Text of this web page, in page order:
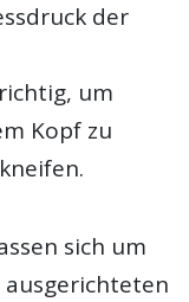
der
um
Kopf zu
sich um
ausgerichteten